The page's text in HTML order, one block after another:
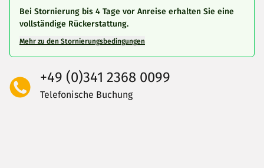
Bei Stornierung bis 4 Tage vor Anreise erhalten Sie eine
vollständige Rückerstattung.
Mehr zu den Stornierungsbedingungen
+49 (0)341 2368 0099
Telefonische Buchung